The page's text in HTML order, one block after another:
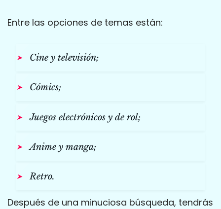
Entre las opciones de temas están:
Cine y televisión;
Cómics;
Juegos electrónicos y de rol;
Anime y manga;
Retro.
Después de una minuciosa búsqueda, tendrás